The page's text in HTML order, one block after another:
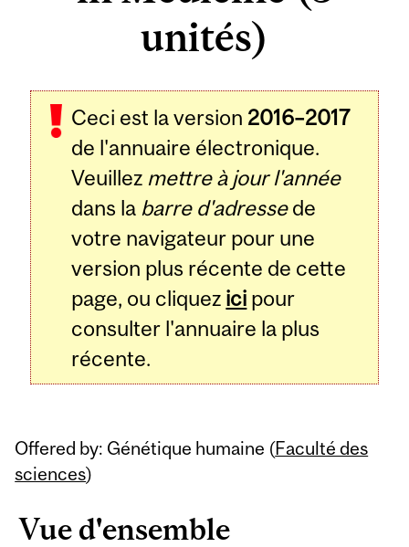
unités)
Ceci est la version 2016–2017
de l'annuaire électronique.
Veuillez mettre à jour l'année
dans la barre d'adressede
votre navigateur pour une
version plus récente de cette
page, ou cliquez ici pour
consulter l'annuaire la plus
récente.
Offered by: Génétique humaine (Faculté des
sciences)
Vue d'ensemble